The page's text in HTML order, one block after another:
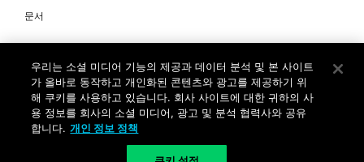
문서
Networks Korea, Ltd. All rights reserved. 여러 가지 상표에 대한
소유권은 각 소유자에게 있습니다. 사업자 등록번호: 120-87-72963.
대표자 : 제프리찰스트루 서울특별시 서초구 서초대로74길 4, 1층 (삼성
생명 서초타워) TEL: +82-2-568-4353
우리는 소셜 미디어 기능의 제공과 데이터 분석 및 본 사이트
가 올바로 동작하고 개인화된 콘텐츠와 광고를 제공하기 위
해 쿠키를 사용하고 있습니다. 회사 사이트에 대한 귀하의 사
용 정보를 회사의 소셜 미디어, 광고 및 분석 협력사와 공유
합니다. 개인 정보 정책